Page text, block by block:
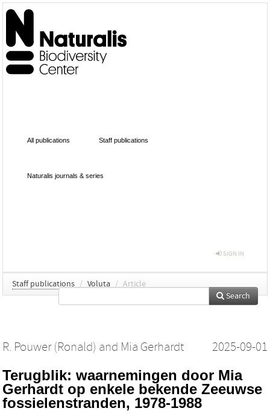
All publications Staff publications
Naturalis journals & series
SIGN IN
Staff publications / Voluta / Article
Search
R. Pouwer (Ronald) and Mia Gerhardt 2025-09-01
Terugblik: waarnemingen door Mia
Gerhardt op enkele bekende Zeeuwse
fossielenstranden, 1978-1988